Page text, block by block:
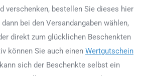
verschenken, bestellen Sie dieses hier
bei den Versandangaben wählen,
direkt zum glücklichen Beschenkten
können Sie auch einen Wertgutschein
sich der Beschenkte selbst ein